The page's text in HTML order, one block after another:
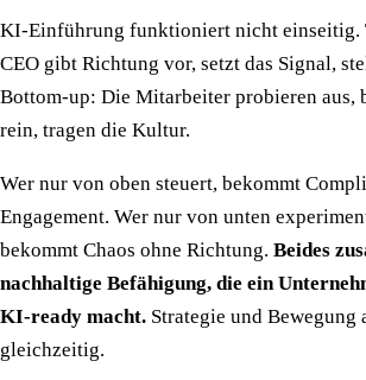
KI-Einführung funktioniert nicht einseitig.
CEO gibt Richtung vor, setzt das Signal,
Bottom-up: Die Mitarbeiter probieren aus,
rein, tragen die Kultur.
Wer nur von oben steuert, bekommt
Engagement. Wer nur von unten
bekommt Chaos ohne Richtung. Beides
nachhaltige Befähigung, die ein
KI-ready macht. Strategie und Bewegung
gleichzeitig.